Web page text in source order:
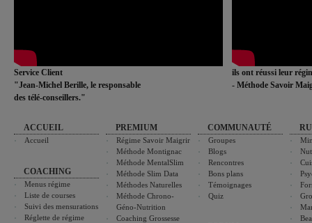
Service Client
"Jean-Michel Berille, le responsable
des télé-conseillers."
ils ont réussi leur
- Méthode Savoir
ACCUEIL
Accueil
COACHING
Menus régime
Liste de courses
Suivi des mensurations
Réglette de régime
PREMIUM
Régime Savoir Maigrir
Méthode Montignac
Méthode MentalSlim
Méthode Slim Data
Méthodes Naturelles
Méthode Chrono-
Géno-Nutrition
Coaching Grossesse
COMMUNAUTÉ
Groupes
Blogs
Rencontres
Bons plans
Témoignages
Quiz